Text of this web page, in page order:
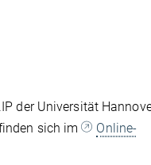
der Universität
sich im
Online-